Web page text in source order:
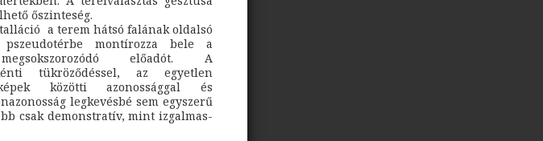
őszinteség.
a terem hátsó falának oldalsó
montírozza bele a
előadót. A
tükröződéssel, az egyetlen
közötti azonossággal és
legkevésbé sem egyszerű
csak demonstratív, mint izgalmas-